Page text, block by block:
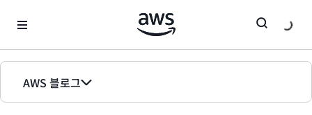
AWS 블로그